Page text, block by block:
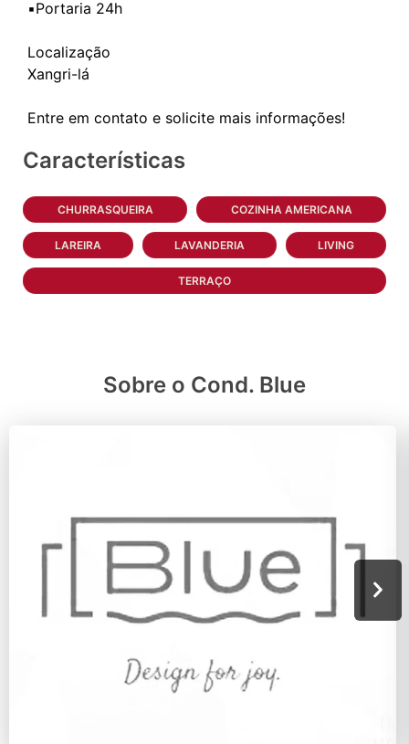
▪️Portaria 24h
Localização
Xangri-lá
Características
CHURRASQUEIRA COZINHA AMERICANA
LAREIRA LAVANDERIA LIVING
TERRAÇO
Sobre o Cond. Blue